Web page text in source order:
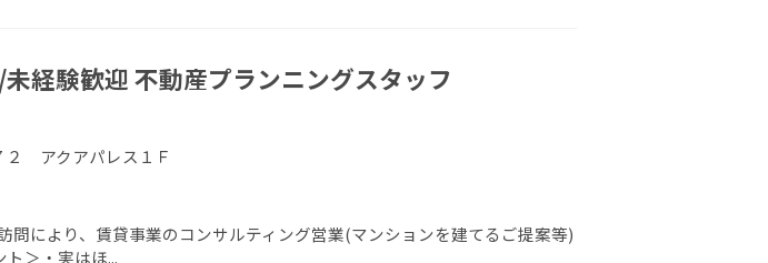
経験歓迎 不動産プランニングスタッフ
２ アクアパレス１Ｆ
問により、賃貸事業のコンサルティング営業(マンションを建てるご提案等)
＞・実はほ...